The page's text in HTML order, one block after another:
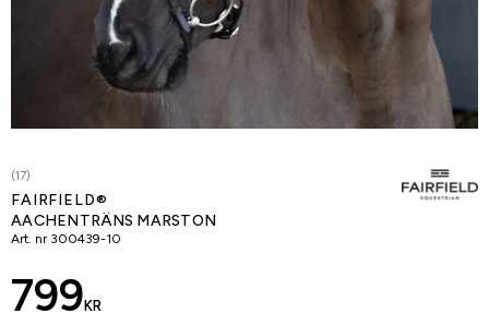
(17)
FAIRFIELD®
AACHENTRÄNS MARSTON
Art. nr 300439-10
799 KR